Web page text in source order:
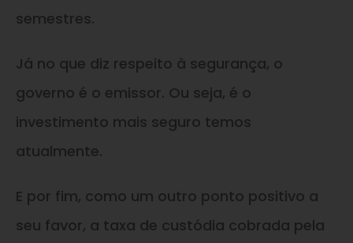
semestres.
Já no que diz respeito à segurança, o
governo é o emissor. Ou seja, é o
investimento mais seguro temos
atualmente.
E por fim, como um outro ponto positivo a
seu favor, a taxa de custódia cobrada pela